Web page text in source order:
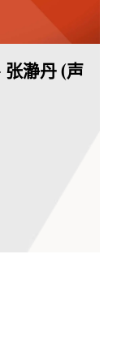
瀞丹 (声